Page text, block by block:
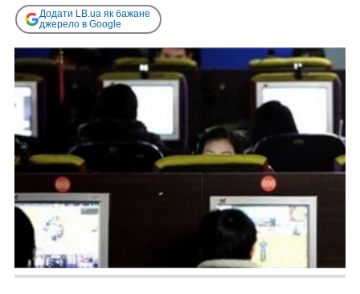
Додати LB.ua як бажане
джерело в Google